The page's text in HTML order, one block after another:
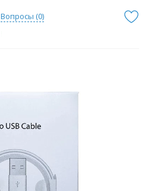
Вопросы (0)